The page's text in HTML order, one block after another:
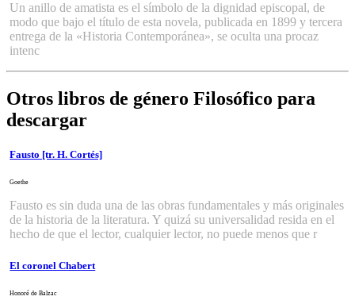
Un anillo de amatista es el símbolo de la dignidad episcopal, de
modo que bajo el título de esta novela, publicada en 1899 y tercera
entrega de la «Historia Contemporánea», se oculta una procaz
intenc
Otros libros de género Filosófico para
descargar
Fausto [tr. H. Cortés]
Goethe
Fausto es sin duda una de las obras fundamentales y más originales
de la historia de la literatura. Y quizá su universalidad resida en el
hecho de que el lector, cualquier lector, no puede menos que r
El coronel Chabert
Honoré de Balzac